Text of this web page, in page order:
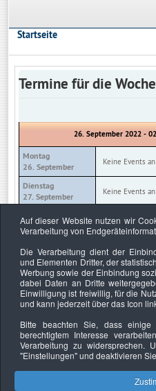
Startseite
Termine für die
26. September 2022 -
Montag
26. September
Keine Events
Dienstag
27. September
Keine Events
Mittwoch
28. September
Keine Events
29. September
Keine Events
Freitag
30. September
Keine Events
Samstag
Sonntag
02. Oktober
Keine Events
Auf dieser Website nutzen wir
Verarbeitung von
Die Verarbeitung dient der
und Elementen Dritter, der
Werbung sowie der Einbindung
dabei Daten an Dritte
Einwilligung ist freiwillig, für die
und kann jederzeit über das Icon
Bitte beachten Sie, dass
berechtigtem Interesse
Verarbeitung zu
"Einstellungen"und deaktivieren